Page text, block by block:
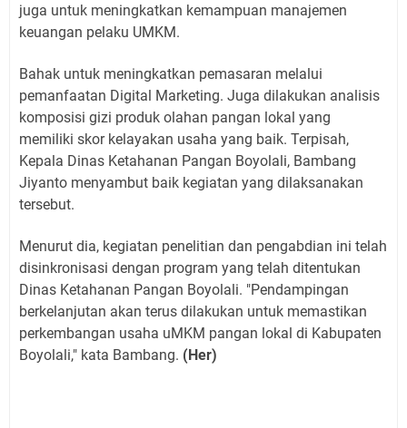
juga untuk meningkatkan kemampuan manajemen
keuangan pelaku UMKM.
Bahak untuk meningkatkan pemasaran melalui
pemanfaatan Digital Marketing. Juga dilakukan analisis
komposisi gizi produk olahan pangan lokal yang
memiliki skor kelayakan usaha yang baik. Terpisah,
Kepala Dinas Ketahanan Pangan Boyolali, Bambang
Jiyanto menyambut baik kegiatan yang dilaksanakan
tersebut.
Menurut dia, kegiatan penelitian dan pengabdian ini telah
disinkronisasi dengan program yang telah ditentukan
Dinas Ketahanan Pangan Boyolali. "Pendampingan
berkelanjutan akan terus dilakukan untuk memastikan
perkembangan usaha uMKM pangan lokal di Kabupaten
Boyolali," kata Bambang. (Her)